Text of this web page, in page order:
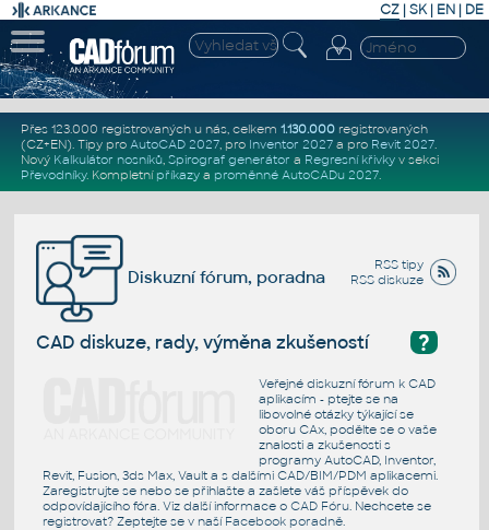
CZ | SK| EN | DE
Přes 123.000 registrovaných u nás, celkem 1.130.000registrovaných
(CZ+EN). Tipy pro AutoCAD 2027, pro Inventor 2027a pro Revit 2027.
Nový Kalkulátor nosníků, Spirograf generátor a Regresní křivkyv sekci
Převodníky. Kompletní příkazya proměnné AutoCADu 2027.
RSS tipy
RSS diskuze
Diskuzní fórum, poradna
?
CAD diskuze, rady, výměna zkušeností
Veřejné diskuzní fórum k CAD
aplikacím - ptejte se na
libovolné otázky týkající se
oboru CAx, podělte se o vaše
znalosti a zkušenosti s
programy AutoCAD, Inventor,
Revit, Fusion, 3ds Max, Vault a s dalšími CAD/BIM/PDM aplikacemi.
Zaregistrujte se nebo se přihlašte a zašlete váš příspěvek do
odpovídajícího fóra. Viz další informace o CAD Fóru. Nechcete se
registrovat? Zeptejte se v naší Facebook poradně.